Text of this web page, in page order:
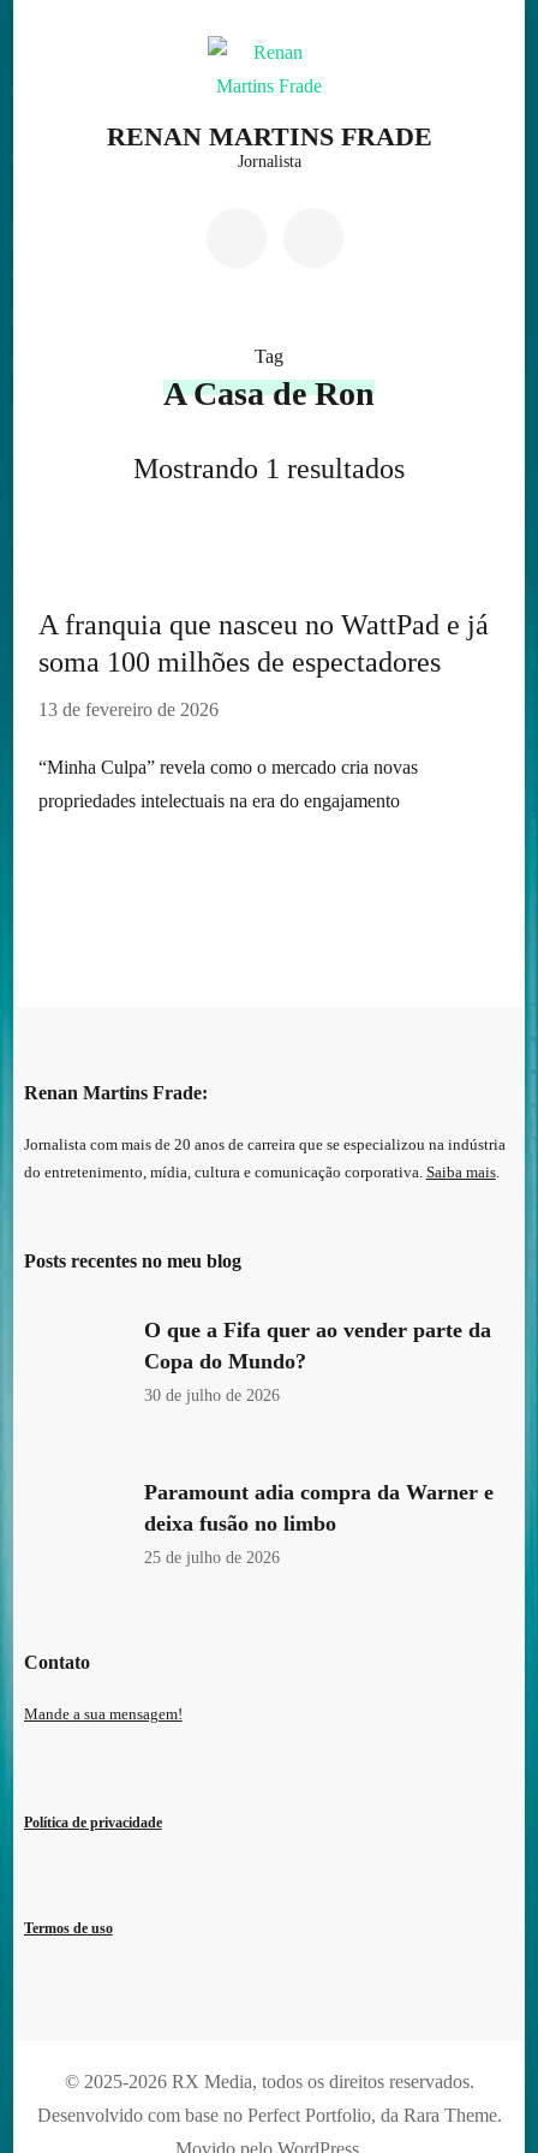
RENAN MARTINS FRADE
Jornalista
Tag
A Casa de Ron
Mostrando 1 resultados
A franquia que nasceu no WattPad e já
soma 100 milhões de espectadores
13 de fevereiro de 2026
“Minha Culpa” revela como o mercado cria novas
propriedades intelectuais na era do engajamento
Renan Martins Frade:
Jornalista com mais de 20 anos de carreira que se especializou na indústria
do entretenimento, mídia, cultura e comunicação corporativa. Saiba mais.
Posts recentes no meu blog
O que a Fifa quer ao vender parte da
Copa do Mundo?
30 de julho de 2026
Paramount adia compra da Warner e
deixa fusão no limbo
25 de julho de 2026
Contato
Mande a sua mensagem!
Política de privacidade
Termos de uso
© 2025-2026 RX Media, todos os direitos reservados.
Desenvolvido com base no Perfect Portfolio, da Rara Theme.
Movido pelo WordPress.